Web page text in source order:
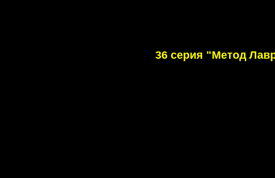
36 серия "Метод